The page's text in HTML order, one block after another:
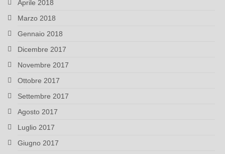
Aprile 2018
Marzo 2018
Gennaio 2018
Dicembre 2017
Novembre 2017
Ottobre 2017
Settembre 2017
Agosto 2017
Luglio 2017
Giugno 2017